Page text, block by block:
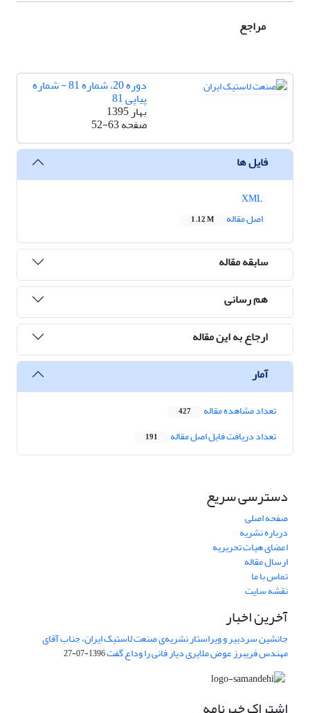
مراجع
دوره 20، شماره 81 - شماره
پیاپی 81
بهار 1395
صفحه52-63
فایل ها
اصل مقاله
1.12 M
سابقه مقاله
هم رسانی
ارجاع به این مقاله
آمار
تعداد مشاهده مقاله 427
تعداد دریافت فایل اصل مقاله 191
دسترسی سریع
صفحه اصلی
درباره نشریه
اعضای هیات تحریریه
ارسال مقاله
تماس با ما
نقشه سایت
آخرین اخبار
جانشین سردبیر و ویراستار نشریه‌ی صنعت لاستیک ایران، جناب آقای
مهندس فریبرز عوض ملایری دیار فانی را وداع گفت1396-07-27